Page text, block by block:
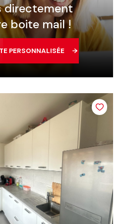
directement
boite mail !
PERSONNALISÉE